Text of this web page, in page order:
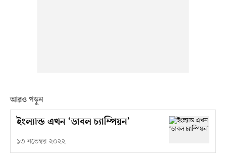
আরও পড়ুন
ইংল্যান্ড এখন ‘ডাবল চ্যাম্পিয়ন’
১৩ নভেম্বর ২০২২